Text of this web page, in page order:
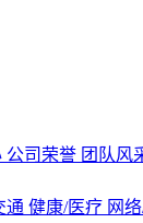
公司荣誉 团队风
通 健康/医疗 网